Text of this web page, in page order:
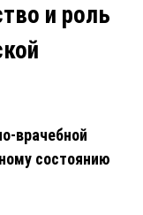
и роль
врачебной
состоянию